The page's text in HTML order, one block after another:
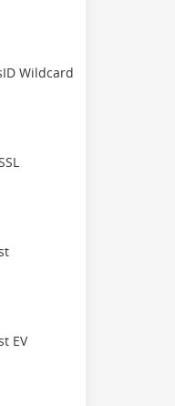
Wildcard
EV